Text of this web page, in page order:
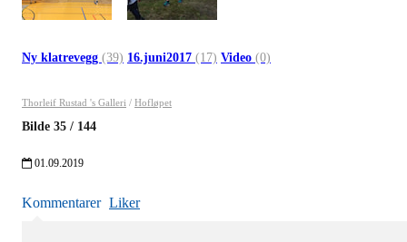
Ny klatrevegg (39) 16.juni2017 (17) Video (0)
Thorleif Rustad 's Galleri / Hofløpet
Bilde 35 / 144
01.09.2019
Kommentarer Liker